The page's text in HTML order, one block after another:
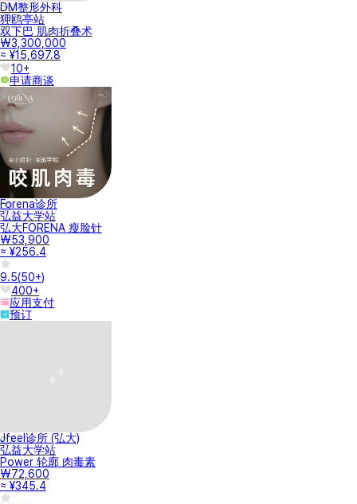
DM整形外科
狎鸥亭站
双下巴 肌肉折叠术
₩3,300,000
≈ ¥15,697.8
10+
申请商谈
Forena诊所
弘益大学站
弘大FORENA 瘦脸针
₩53,900
≈ ¥256.4
9.5(50+)
400+
应用支付
预订
Jfeel诊所 (弘大)
弘益大学站
Power 轮廓 肉毒素
₩72,600
≈ ¥345.4